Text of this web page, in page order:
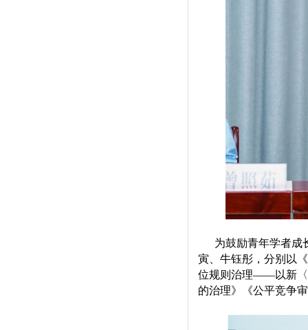
为鼓励青年学者成
寅
牛钰彤 ，分别以
位规则治理——以新〈
的治理》《公平竞争